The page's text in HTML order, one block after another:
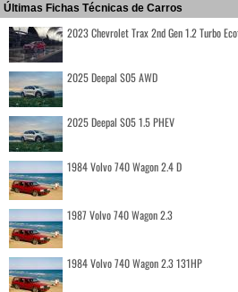
Últimas Fichas Técnicas de Carros
2023 Chevrolet Trax 2nd Gen 1.2 Turbo
2025 Deepal S05 AWD
2025 Deepal S05 1.5 PHEV
1984 Volvo 740 Wagon 2.4 D
1987 Volvo 740 Wagon 2.3
1984 Volvo 740 Wagon 2.3 131HP